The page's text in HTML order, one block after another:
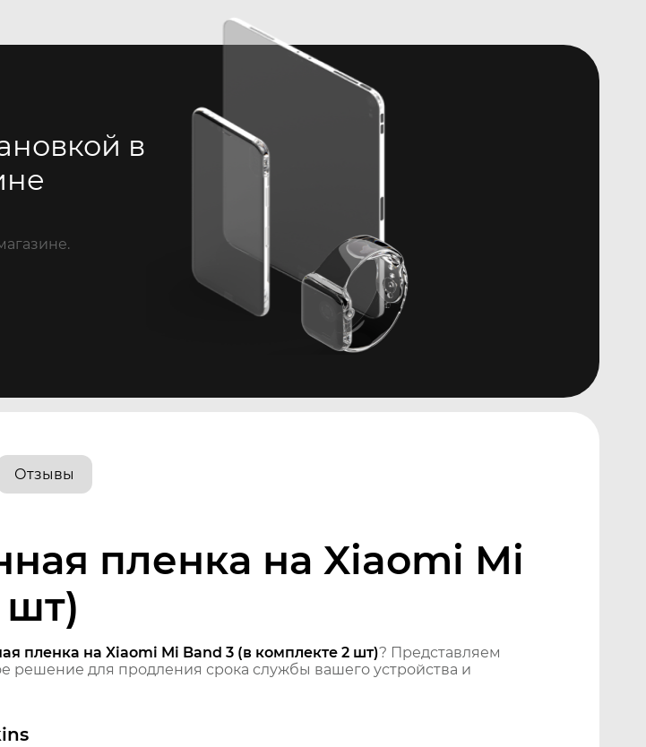
в
Отзывы
пленка на Xiaomi Mi
шт)
пленка на Xiaomi Mi Band 3 (в комплекте 2 шт)? Представляем
решение для продления срока службы вашего устройства и